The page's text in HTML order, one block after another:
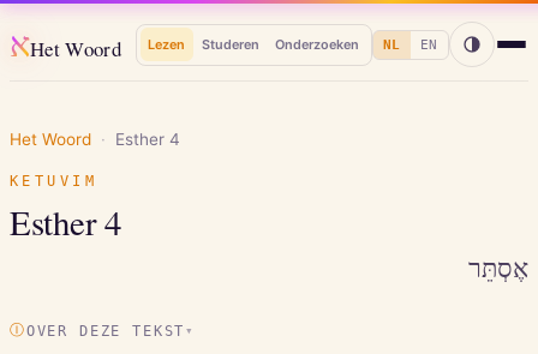
אHet Woord Lezen Studeren Onderzoeken NL EN
Het Woord · Esther 4
KETUVIM
Esther4
אֶסְתֵּר
ⒾOVER DEZE TEKST ▾